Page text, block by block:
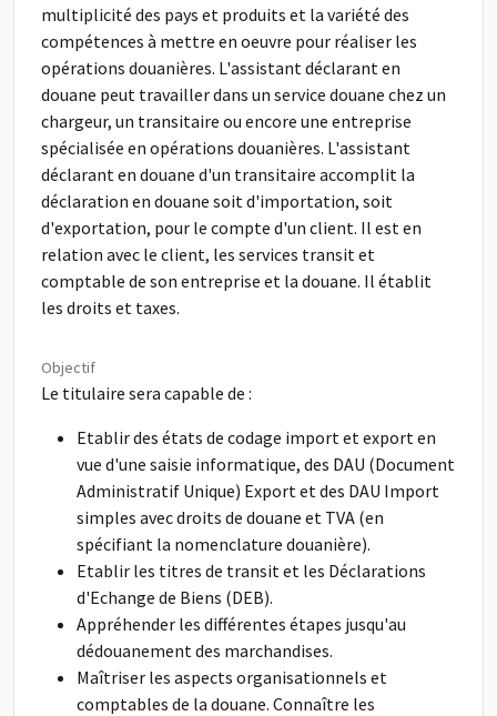
multiplicité des pays et produits et la variété des
compétences à mettre en oeuvre pour réaliser les
opérations douanières. L'assistant déclarant en
douane peut travailler dans un service douane chez un
chargeur, un transitaire ou encore une entreprise
spécialisée en opérations douanières. L'assistant
déclarant en douane d'un transitaire accomplit la
déclaration en douane soit d'importation, soit
d'exportation, pour le compte d'un client. Il est en
relation avec le client, les services transit et
comptable de son entreprise et la douane. Il établit
les droits et taxes.
Objectif
Le titulaire sera capable de :
Etablir des états de codage import et export en
vue d'une saisie informatique, des DAU (Document
Administratif Unique) Export et des DAU Import
simples avec droits de douane et TVA (en
spécifiant la nomenclature douanière).
Etablir les titres de transit et les Déclarations
d'Echange de Biens (DEB).
Appréhender les différentes étapes jusqu'au
dédouanement des marchandises.
Maîtriser les aspects organisationnels et
comptables de la douane. Connaître les